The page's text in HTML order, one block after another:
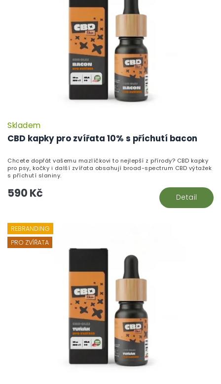
CBD kapky pro zvířata 10% s příchutí bacon
Skladem
590 Kč Detail
Chcete dopřát vašemu mazlíčkovi to nejlepší z přírody? CBD kapky
pro psy, kočky i další zvířata obsahují broad-spectrum CBD výtažek
s příchutí slaniny.
REBRANDING
PRO ZVÍŘATA